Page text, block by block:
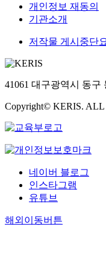
개인정보 재동의
기관소개
저작물 게시중단
41061 대구광역시 동구
Copyright© KERIS.
네이버 블로그
인스타그램
유튜브
해외이동버튼